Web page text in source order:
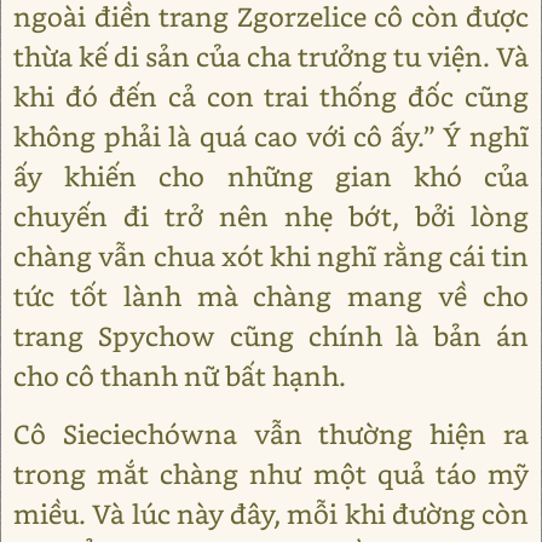
ngoài điền trang Zgorzelice cô còn được
thừa kế di sản của cha trưởng tu viện. Và
khi đó đến cả con trai thống đốc cũng
không phải là quá cao với cô ấy.” Ý nghĩ
ấy khiến cho những gian khó của
chuyến đi trở nên nhẹ bớt, bởi lòng
chàng vẫn chua xót khi nghĩ rằng cái tin
tức tốt lành mà chàng mang về cho
trang Spychow cũng chính là bản án
cho cô thanh nữ bất hạnh.
Cô Sieciechówna vẫn thường hiện ra
trong mắt chàng như một quả táo mỹ
miều. Và lúc này đây, mỗi khi đường còn